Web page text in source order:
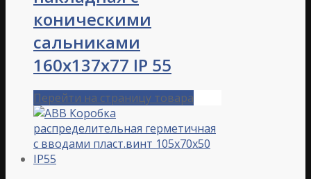
коническими
сальниками
160х137х77 IP 55
Перейти на страницу товара